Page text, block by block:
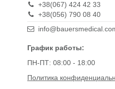
+38(067) 424 42 33
+38(056) 790 08 40
График работы:
ПН-ПТ: 08:00 - 18:00
Политика